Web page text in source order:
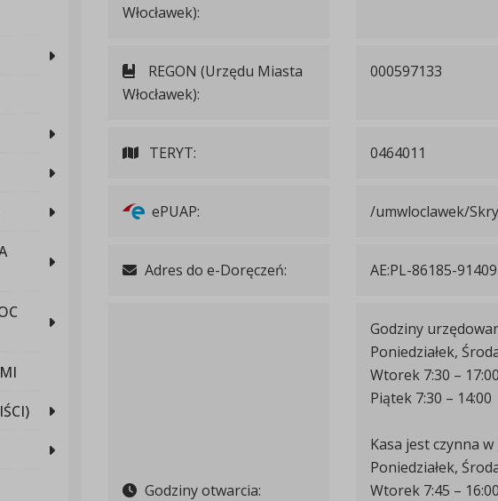
Włocławek):
REGON (Urzędu Miasta
Włocławek):
000597133
TERYT: 0464011
ePUAP: /umwloclawek/
Adres do e-Doręczeń: AE:PL-86185-
Godziny otwarcia:
Godziny
Poniedziałek,
Wtorek 7:30 – 17:00
Piątek 7:30 – 14:00
Kasa jest czynna
Poniedziałek,
Wtorek 7:45 – 16:00